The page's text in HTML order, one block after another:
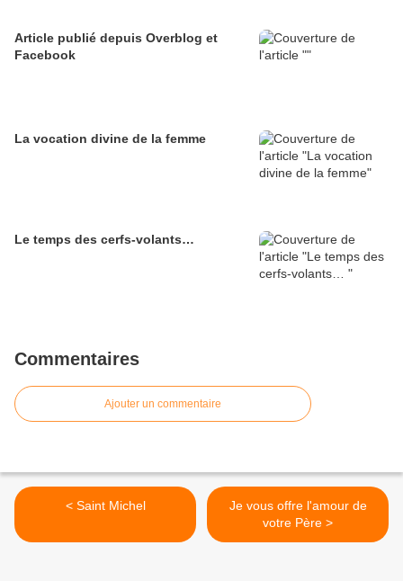
Article publié depuis Overblog et
Facebook
La vocation divine de la femme
Le temps des cerfs-volants…
Commentaires
Ajouter un commentaire
< Saint Michel
Je vous offre l'amour de
votre Père >